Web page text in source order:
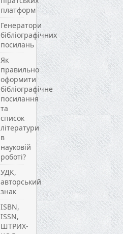
платформ
Генератори
бібліографічних
посилань
Як
правильно
оформити
бібліографічне
посилання
та
список
літератури
в
науковій
роботі?
УДК,
авторський
знак
ISBN,
ISSN,
ШТРИХ-